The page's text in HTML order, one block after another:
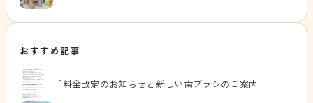
おすすめ記事
「料金改定のお知らせと新しい歯ブラシのご案内」